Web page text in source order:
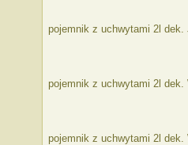
pojemnik z uchwytami 2l dek.
pojemnik z uchwytami 2l dek.
pojemnik z uchwytami 2l dek.